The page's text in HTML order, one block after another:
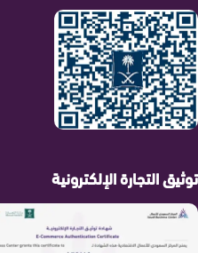
توثيق التجارة الإلكترونية